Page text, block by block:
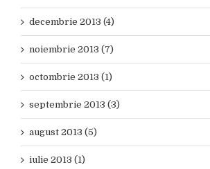
decembrie 2013 (4)
noiembrie 2013 (7)
octombrie 2013 (1)
septembrie 2013 (3)
august 2013 (5)
iulie 2013 (1)